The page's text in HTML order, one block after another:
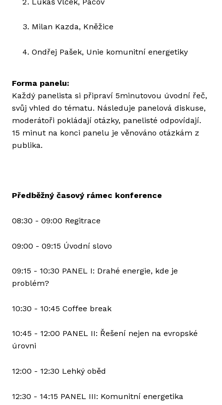
Milan Kazda, Kněžice
Ondřej Pašek, Unie komunitní energetiky
Forma panelu:
Každý panelista si připraví 5minutovou úvodní řeč,
svůj vhled do tématu. Následuje panelová diskuse,
moderátoři pokládají otázky, panelisté odpovídají.
15 minut na konci panelu je věnováno otázkám z
publika.
Předběžný časový rámec konference
08:30 - 09:00 Regitrace
09:00 - 09:15 Úvodní slovo
09:15 - 10:30 PANEL I: Drahé energie, kde je
problém?
10:30 - 10:45 Coffee break
10:45 - 12:00 PANEL II: Řešení nejen na evropské
úrovni
12:00 - 12:30 Lehký oběd
12:30 - 14:15 PANEL III: Komunitní energetika